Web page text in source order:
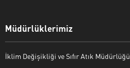
Müdürlüklerimiz
İklim Değişikliği ve Sıfır Atık Müdürlüğü